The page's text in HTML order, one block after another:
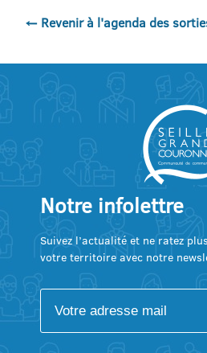
← Revenir à l'agenda des
Notre infolettre
Suivez l’actualité et ne ratez
votre territoire avec notre